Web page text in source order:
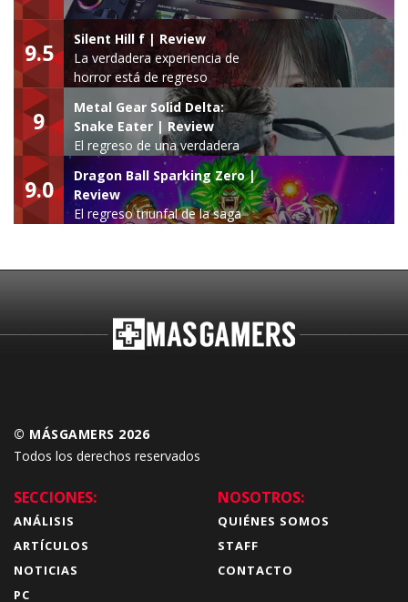
9.5
Silent Hill f | Review
La verdadera experiencia de
horror está de regreso
9
Metal Gear Solid Delta:
Snake Eater | Review
El regreso de una verdadera
leyenda
9.0
Dragon Ball Sparking Zero |
Review
El regreso triunfal de la saga
© MÁSGAMERS 2026
Todos los derechos reservados
SECCIONES:
ANÁLISIS
ARTÍCULOS
NOTICIAS
PC
NOSOTROS:
QUIÉNES SOMOS
STAFF
CONTACTO